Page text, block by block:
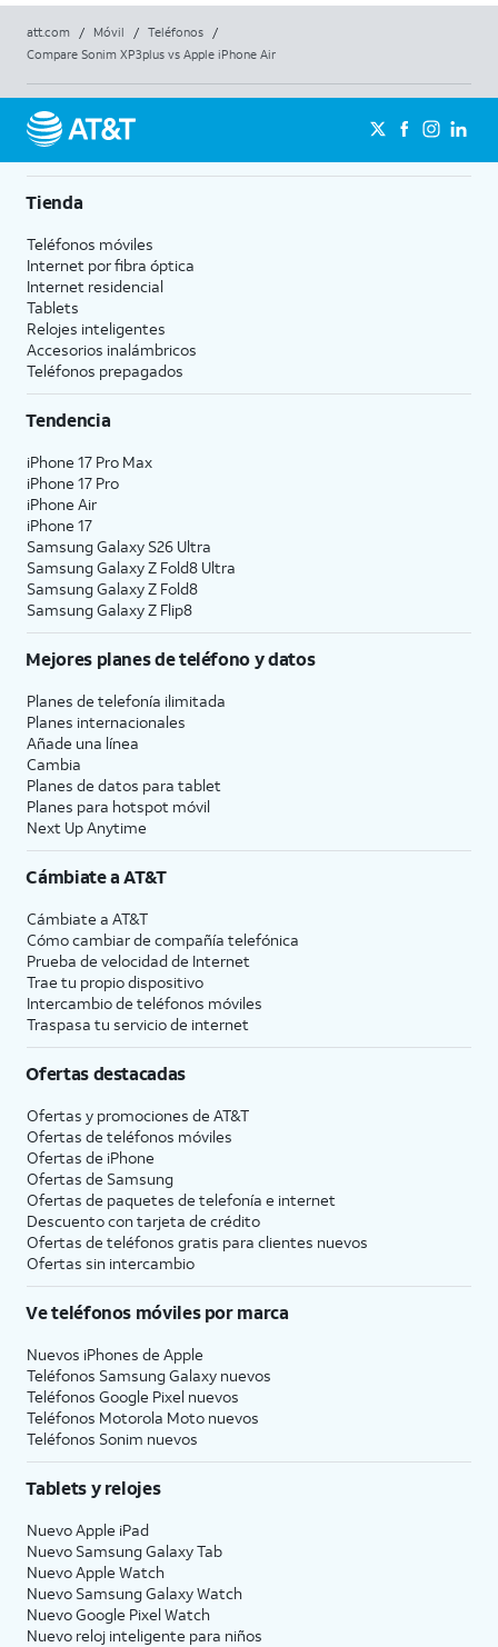
att.com / Móvil / Teléfonos
/
Compare Sonim XP3plus vs Apple iPhone Air
Tienda
Teléfonos móviles
Internet por fibra óptica
Internet residencial
Tablets
Relojes inteligentes
Accesorios inalámbricos
Teléfonos prepagados
Tendencia
iPhone 17 Pro Max
iPhone 17 Pro
iPhone Air
iPhone 17
Samsung Galaxy S26 Ultra
Samsung Galaxy Z Fold8 Ultra
Samsung Galaxy Z Fold8
Samsung Galaxy Z Flip8
Mejores planes de teléfono y datos
Planes de telefonía ilimitada
Planes internacionales
Añade una línea
Cambia
Planes de datos para tablet
Planes para hotspot móvil
Next Up Anytime
Cámbiate aAT&T
Cámbiate a AT&T
Cómo cambiar de compañía telefónica
Prueba de velocidad de Internet
Trae tu propio dispositivo
Intercambio de teléfonos móviles
Traspasa tu servicio de internet
Ofertas destacadas
Ofertas y promociones de AT&T
Ofertas de teléfonos móviles
Ofertas de iPhone
Ofertas de Samsung
Ofertas de paquetes de telefonía e internet
Descuento con tarjeta de crédito
Ofertas de teléfonos gratis para clientes nuevos
Ofertas sin intercambio
Ve teléfonos móviles por marca
Nuevos iPhones de Apple
Teléfonos Samsung Galaxy nuevos
Teléfonos Google Pixel nuevos
Teléfonos Motorola Moto nuevos
Teléfonos Sonim nuevos
Tablets y relojes
Nuevo Apple iPad
Nuevo Samsung Galaxy Tab
Nuevo Apple Watch
Nuevo Samsung Galaxy Watch
Nuevo Google Pixel Watch
Nuevo reloj inteligente para niños